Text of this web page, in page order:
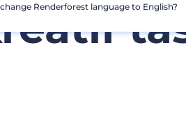
Renderforest language to English?